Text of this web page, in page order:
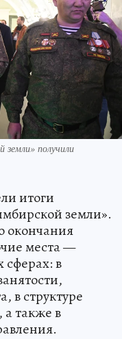
земли» получили
итоги
земли».
окончания
места —
сферах: в
в структуре
а также в